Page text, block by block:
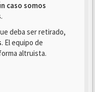
caso somos
.
deba ser retirado,
. El equipo de
altruista.